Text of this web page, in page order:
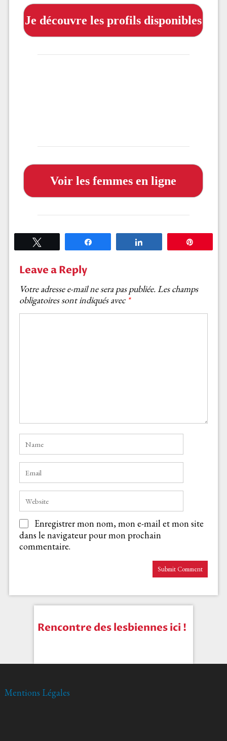
Je découvre les profils disponibles
Voir les femmes en ligne
Leave a Reply
Votre adresse e-mail ne sera pas publiée.Les champs
obligatoires sont indiqués avec *
Enregistrer mon nom, mon e-mail et mon site
dans le navigateur pour mon prochain
commentaire.
Rencontre des lesbiennes ici !
Mentions Légales